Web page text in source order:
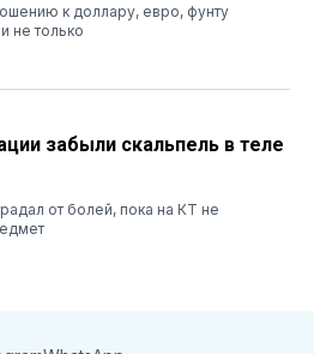
к доллару, евро, фунту
не только
забыли скальпель в теле
от болей, пока на КТ не